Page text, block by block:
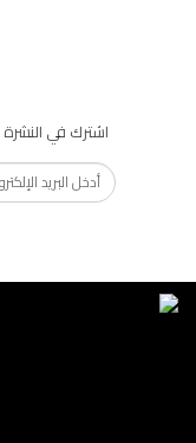
اشترك في النشرة